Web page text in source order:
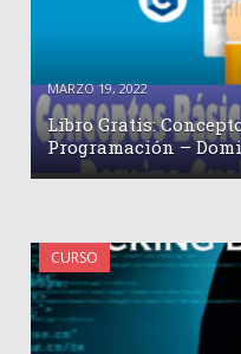
MARZO 19, 2022
Libro Gratis:
Programación –
CURSO